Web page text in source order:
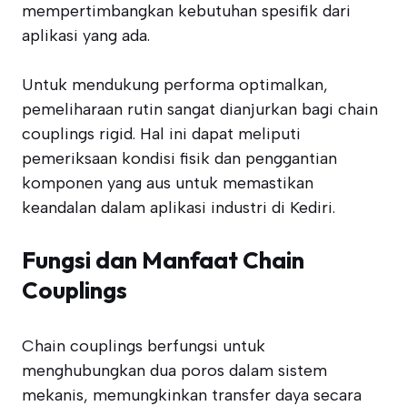
mempertimbangkan kebutuhan spesifik dari
aplikasi yang ada.
Untuk mendukung performa optimalkan,
pemeliharaan rutin sangat dianjurkan bagi chain
couplings rigid. Hal ini dapat meliputi
pemeriksaan kondisi fisik dan penggantian
komponen yang aus untuk memastikan
keandalan dalam aplikasi industri di Kediri.
Fungsi dan Manfaat Chain
Couplings
Chain couplings berfungsi untuk
menghubungkan dua poros dalam sistem
mekanis, memungkinkan transfer daya secara